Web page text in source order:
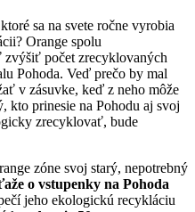
sa na svete ročne vyrobia
Orange spolu
zvýšiť počet zrecyklovaných
Pohoda. Veď prečo by mal
v zásuvke, keď z neho môže
prinesie na Pohodu aj svoj
zrecyklovať, bude
zóne svoj starý, nepotrebný
o vstupenky na Pohoda
jeho ekologickú recykláciu